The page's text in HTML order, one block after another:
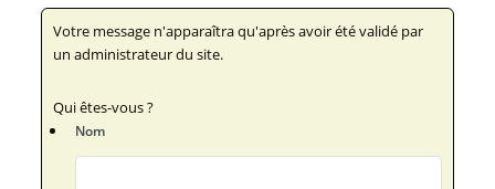
Votre message n'apparaîtra qu'après avoir été validé par
un administrateur du site.
Qui êtes-vous ?
Nom